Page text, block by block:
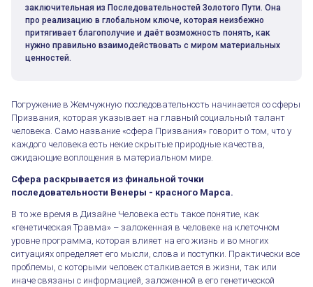
заключительная из Последовательностей Золотого Пути. Она
про реализацию в глобальном ключе, которая неизбежно
притягивает благополучие и даёт возможность понять, как
нужно правильно взаимодействовать с миром материальных
ценностей.
Погружение в Жемчужную последовательность начинается со сферы
Призвания, которая указывает на главный социальный талант
человека. Само название «сфера Призвания» говорит о том, что у
каждого человека есть некие скрытые природные качества,
ожидающие воплощения в материальном мире.
Сфера раскрывается из финальной точки
последовательности Венеры - красного Марса.
В то же время в Дизайне Человека есть такое понятие, как
«генетическая Травма» – заложенная в человеке на клеточном
уровне программа, которая влияет на его жизнь и во многих
ситуациях определяет его мысли, слова и поступки. Практически все
проблемы, с которыми человек сталкивается в жизни, так или
иначе связаны с информацией, заложенной в его генетической